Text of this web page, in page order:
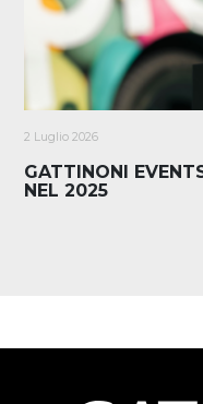
2 Luglio 2026
GATTINONI
NEL 2025